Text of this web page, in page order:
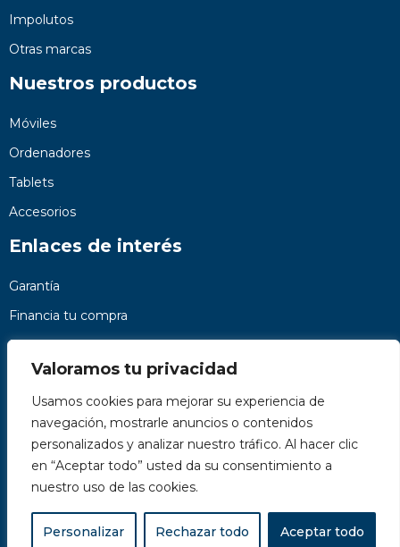
Valoramos tu privacidad
Usamos cookies para mejorar su experiencia de
navegación, mostrarle anuncios o contenidos
personalizados y analizar nuestro tráfico. Al hacer clic
en “Aceptar todo” usted da su consentimiento a
nuestro uso de las cookies.
Personalizar Rechazar todo Aceptar todo
Impolutos
Otras marcas
Nuestros productos
Móviles
Ordenadores
Tablets
Accesorios
Enlaces de interés
Garantía
Financia tu compra
Preguntas frecuentes
Nosotros
Contacto
Páginas legales
Kit Digital